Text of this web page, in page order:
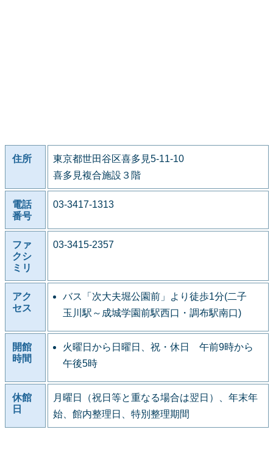
住所
東京都世田谷区喜多見5-11-10
喜多見複合施設３階
電話
番号
03-3417-1313
ファ
クシ
ミリ
03-3415-2357
アク
セス
バス「次大夫堀公園前」より徒歩1分(二子
玉川駅～成城学園前駅西口・調布駅南口)
開館
時間
火曜日から日曜日、祝・休日 午前9時から
午後5時
休館
日
月曜日（祝日等と重なる場合は翌日）、年末年
始、館内整理日、特別整理期間